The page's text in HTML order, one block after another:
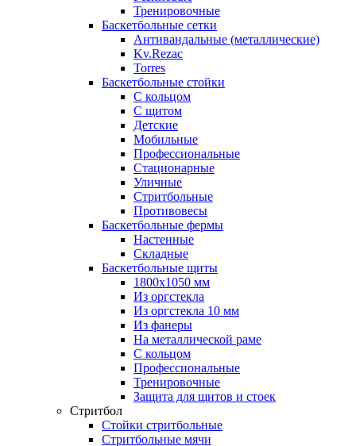
Тренировочные
Баскетбольные сетки
Антивандальные (металлические)
Kv.Rezac
Torres
Баскетбольные стойки
С кольцом
С щитом
Детские
Мобильные
Профессиональные
Стационарные
Уличные
Стритбольные
Противовесы
Баскетбольные фермы
Настенные
Складные
Баскетбольные щиты
1800х1050 мм
Из оргстекла
Из оргстекла 10 мм
Из фанеры
На металлической раме
С кольцом
Профессиональные
Тренировочные
Защита для щитов и стоек
Стритбол
Стойки стритбольные
Стритбольные мячи